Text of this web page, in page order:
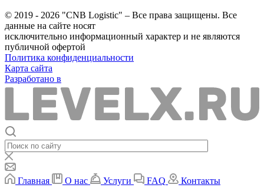
© 2019 - 2026 "CNB Logistic" – Все права защищены. Все
данные на сайте носят
исключительно информационный характер и не являются
публичной офертой
Политика конфиденциальности
Карта сайта
Разработано в
Главная О нас Услуги FAQ Контакты